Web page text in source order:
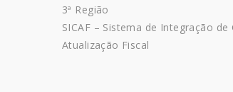
3ª Região
SICAF – Sistema de Integração de
Atualização Fiscal